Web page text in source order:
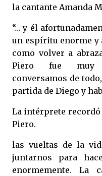
la cantante Amanda
“… y él
un espíritu enorme y
como volver a
Piero fue muy
conversamos de
partida de Diego y
La intérprete recordó
Piero.
las vueltas de la
juntarnos para
enormemente. La